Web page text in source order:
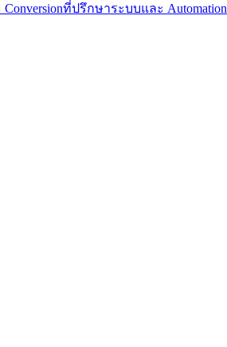
ที่ปรึกษาระบบและ Automation